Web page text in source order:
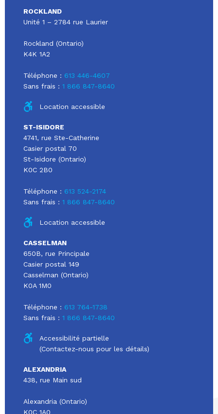
ROCKLAND
Unité 1 – 2784 rue Laurier
Rockland (Ontario)
K4K 1A2
Téléphone : 613 446-4607
Sans frais : 1 866 847-8640
Location accessible
ST-ISIDORE
4741, rue Ste-Catherine
Casier postal 70
St-Isidore (Ontario)
K0C 2B0
Téléphone : 613 524-2174
Sans frais : 1 866 847-8640
Location accessible
CASSELMAN
650B, rue Principale
Casier postal 149
Casselman (Ontario)
K0A 1M0
Téléphone : 613 764-1738
Sans frais : 1 866 847-8640
Accessibilité partielle
(Contactez-nous pour les détails)
ALEXANDRIA
438, rue Main sud
Alexandria (Ontario)
K0C 1A0